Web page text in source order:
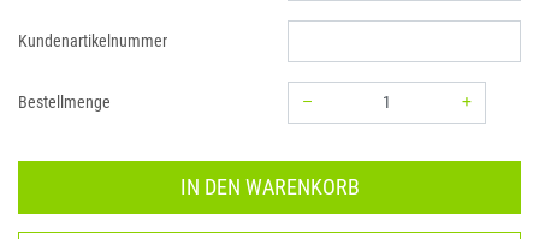
Kundenartikelnummer
Bestellmenge –
+
IN DEN WARENKORB